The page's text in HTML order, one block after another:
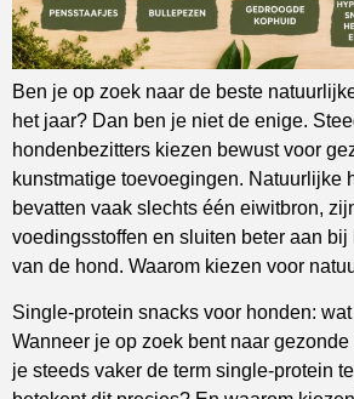
Ben je op zoek naar de beste
het jaar? Dan ben je niet de enige.
hondenbezitters kiezen bewust voor
kunstmatige toevoegingen. Natuurlijke
bevatten vaak slechts één eiwitbron,
voedingsstoffen en sluiten beter aan
van de hond. Waarom kiezen voor
Single-protein snacks voor honden:
Wanneer je op zoek bent naar
je steeds vaker de term single-protein